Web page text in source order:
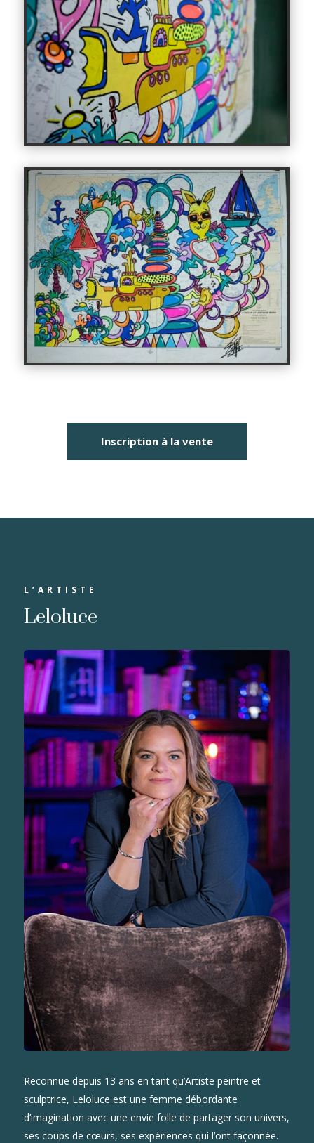
Inscription à la vente
L’ARTISTE
Leloluce
Reconnue depuis 13 ans en tant qu’Artiste peintre et
sculptrice, Leloluce est une femme débordante
d’imagination avec une envie folle de partager son univers,
ses coups de cœurs, ses expériences qui l’ont façonnée.